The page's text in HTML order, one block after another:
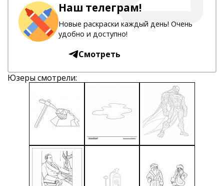
Наш телеграм!
Новые раскраски каждый день! Очень
удобно и доступно!
Смотреть
Юзеры смотрели: